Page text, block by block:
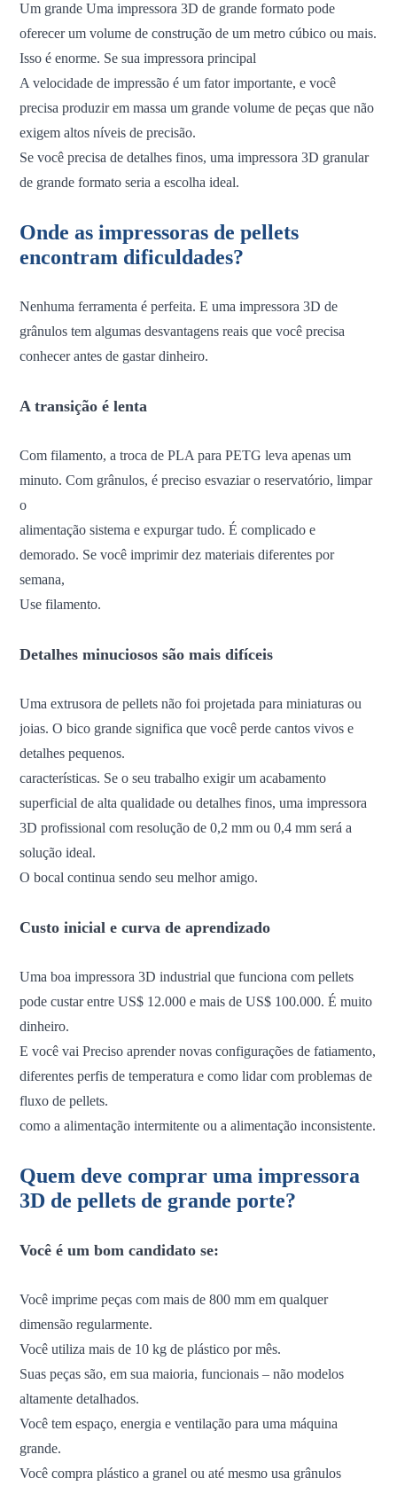
Um grandeUma impressora 3D de grande formato pode
oferecer um volume de construção de um metro cúbico ou mais.
Isso é enorme. Se sua impressora principal
A velocidade de impressão é um fator importante, e você
precisa produzir em massa um grande volume de peças que não
exigem altos níveis de precisão.
Se você precisa de detalhes finos, uma impressora 3D granular
de grande formato seria a escolha ideal.
Onde as impressoras de pellets
encontram dificuldades?
Nenhuma ferramenta é perfeita. E uma impressora 3D de
grânulos tem algumas desvantagens reais que você precisa
conhecer antes de gastar dinheiro.
A transição é lenta
Com filamento, a troca de PLA para PETG leva apenas um
minuto. Com grânulos, é preciso esvaziar o reservatório, limpar
o
alimentaçãosistema e expurgar tudo. É complicado e
demorado. Se você imprimir dez materiais diferentes por
semana,
Use filamento.
Detalhes minuciosos são mais difíceis
Uma extrusora de pellets não foi projetada para miniaturas ou
joias. O bico grande significa que você perde cantos vivos e
detalhes pequenos.
características. Se o seu trabalho exigir um acabamento
superficial de alta qualidade ou detalhes finos, uma impressora
3D profissional com resolução de 0,2 mm ou 0,4 mm será a
solução ideal.
O bocal continua sendo seu melhor amigo.
Custo inicial e curva de aprendizado
Uma boa impressora 3D industrial que funciona com pellets
pode custar entre US$ 12.000 e mais de US$ 100.000. É muito
dinheiro.
E você vaiPreciso aprender novas configurações de fatiamento,
diferentes perfis de temperatura e como lidar com problemas de
fluxo de pellets.
como a alimentação intermitente ou a alimentação inconsistente.
Quem deve comprar uma impressora
3D de pellets de grande porte?
Você é um bom candidato se:
Você imprime peças com mais de 800 mm em qualquer
dimensão regularmente.
Você utiliza mais de 10 kg de plástico por mês.
Suas peças são, em sua maioria, funcionais – não modelos
altamente detalhados.
Você tem espaço, energia e ventilação para uma máquina
grande.
Você compra plástico a granel ou até mesmo usa grânulos